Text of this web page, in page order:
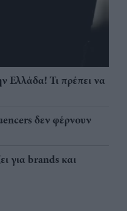
Ελλάδα! Τι πρέπει να
δεν φέρνουν
για brands και